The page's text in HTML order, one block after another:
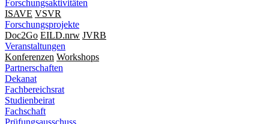
Forschungsaktivitäten
ISAVE VSVR
Forschungsprojekte
Doc2Go EILD.nrw JVRB
Veranstaltungen
Konferenzen Workshops
Partnerschaften
Dekanat
Fachbereichsrat
Studienbeirat
Fachschaft
Prüfungsausschuss